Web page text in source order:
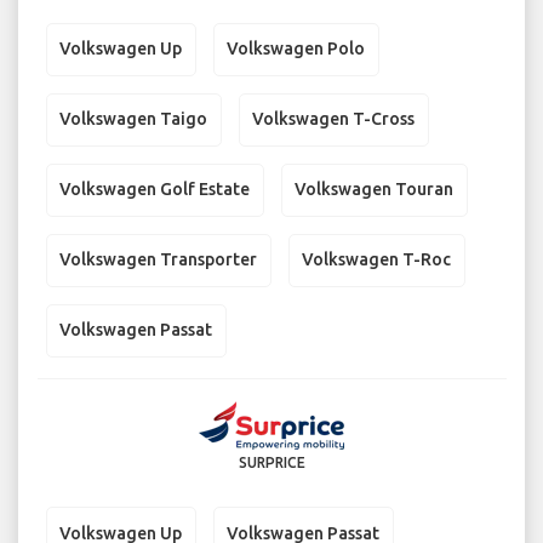
Volkswagen Up Volkswagen Polo
Volkswagen Taigo Volkswagen T-Cross
Volkswagen Golf Estate Volkswagen Touran
Volkswagen Transporter Volkswagen T-Roc
Volkswagen Passat
SURPRICE
Volkswagen Up Volkswagen Passat